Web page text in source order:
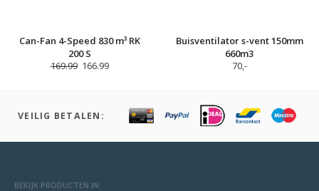
Can-Fan 4-Speed 830 m³ RK
200 S
169.99 166.99
Buisventilator s-vent 150mm
660m3
70,-
VEILIG BETALEN:
BEKIJK PRODUCTEN IN: